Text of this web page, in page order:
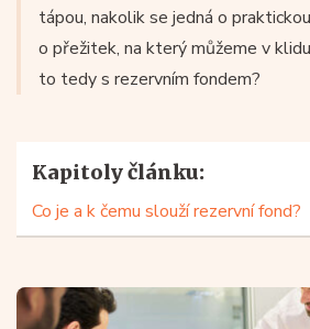
tápou, nakolik se jedná o
o přežitek, na který můžeme v
to tedy s rezervním fondem?
Kapitoly článku:
Co je a k čemu slouží rezervní fond?